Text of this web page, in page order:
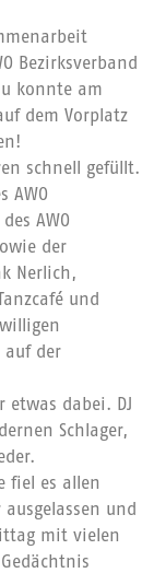
Bezirksverband
konnte am
dem Vorplatz
schnell gefüllt.
AWO
AWO
der
Nerlich,
und
auf der
dabei. DJ
Schlager,
fiel es allen
und
mit vielen